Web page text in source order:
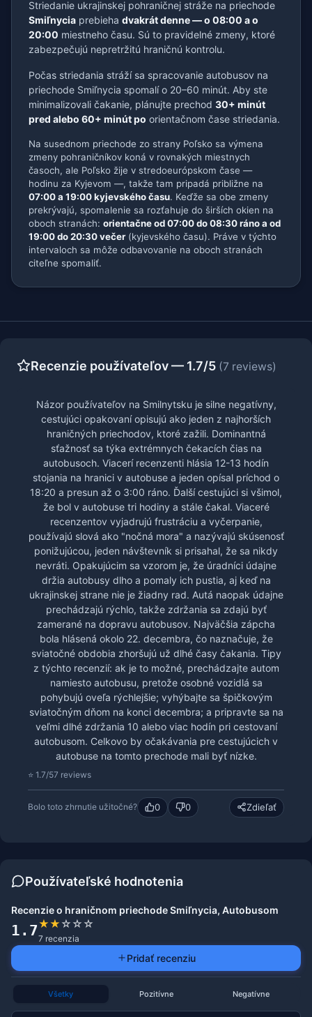
Striedanie ukrajinskej pohraničnej stráže na priechode
Smiľnycia prebieha dvakrát denne — o 08:00 a o
20:00 miestneho času. Sú to pravidelné zmeny, ktoré
zabezpečujú nepretržitú hraničnú kontrolu.
Počas striedania stráží sa spracovanie autobusov na
priechode Smiľnycia spomalí o 20–60 minút. Aby ste
minimalizovali čakanie, plánujte prechod 30+ minút
pred alebo 60+ minút po orientačnom čase striedania.
Na susednom priechode zo strany Poľsko sa výmena
zmeny pohraničníkov koná v rovnakých miestnych
časoch, ale Poľsko žije v stredoeurópskom čase —
hodinu za Kyjevom —, takže tam pripadá približne na
07:00 a 19:00 kyjevského času. Keďže sa obe zmeny
prekrývajú, spomalenie sa rozťahuje do širších okien na
oboch stranách: orientačne od 07:00 do 08:30 ráno a od
19:00 do 20:30 večer(kyjevského času). Práve v týchto
intervaloch sa môže odbavovanie na oboch stranách
citeľne spomaliť.
Recenzie používateľov — 1.7/5 (7 reviews)
Názor používateľov na Smilnytsku je silne negatívny,
cestujúci opakovaní opisujú ako jeden z najhorších
hraničných priechodov, ktoré zažili. Dominantná
sťažnosť sa týka extrémnych čekacích čias na
autobusoch. Viacerí recenzenti hlásia 12-13 hodín
stojania na hranici v autobuse a jeden opísal príchod o
18:20 a presun až o 3:00 ráno. Ďalší cestujúci si všimol,
že bol v autobuse tri hodiny a stále čakal. Viaceré
recenzentov vyjadrujú frustráciu a vyčerpanie,
používajú slová ako "nočná mora" a nazývajú skúsenosť
ponižujúcou, jeden návštevník si prisahal, že sa nikdy
nevráti. Opakujúcim sa vzorom je, že úradníci údajne
držia autobusy dlho a pomaly ich pustia, aj keď na
ukrajinskej strane nie je žiadny rad. Autá naopak údajne
prechádzajú rýchlo, takže zdržania sa zdajú byť
zamerané na dopravu autobusov. Najväčšia zápcha
bola hlásená okolo 22. decembra, čo naznačuje, že
sviatočné obdobia zhoršujú už dlhé časy čakania. Tipy
z týchto recenzií: ak je to možné, prechádzajte autom
namiesto autobusu, pretože osobné vozidlá sa
pohybujú oveľa rýchlejšie; vyhýbajte sa špičkovým
sviatočným dňom na konci decembra; a pripravte sa na
veľmi dlhé zdržania 10 alebo viac hodín pri cestovaní
autobusom. Celkovo by očakávania pre cestujúcich v
autobuse na tomto prechode mali byť nízke.
⭐ 1.7/57 reviews
Bolo toto zhrnutie užitočné? 0 0 Zdieľať
Používateľské hodnotenia
Recenzie o hraničnom priechode Smiľnycia, Autobusom
1.7★★☆☆☆
7 recenzia
Pridať recenziu
Všetky Pozitívne Negatívne